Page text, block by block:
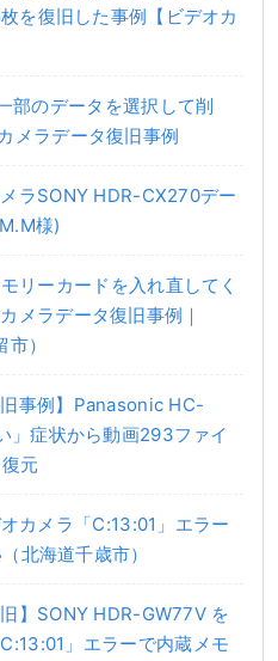
を復旧した事例【ビデオカ
部のデータを選択して削
メラデータ復旧事例
ラSONY HDR-CX270デー
様)
リーカードを入れ直してく
メラデータ復旧事例｜
）
旧事例】Panasonic HC-
」症状から動画293ファイ
元
カメラ「C:13:01」エラー
北海道千歳市）
】SONY HDR-GW77V を
」エラーで内蔵メモ